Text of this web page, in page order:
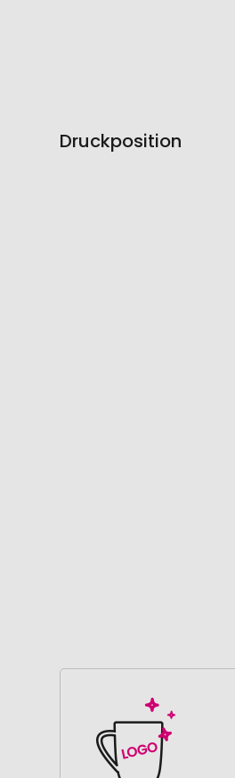
Druckposition